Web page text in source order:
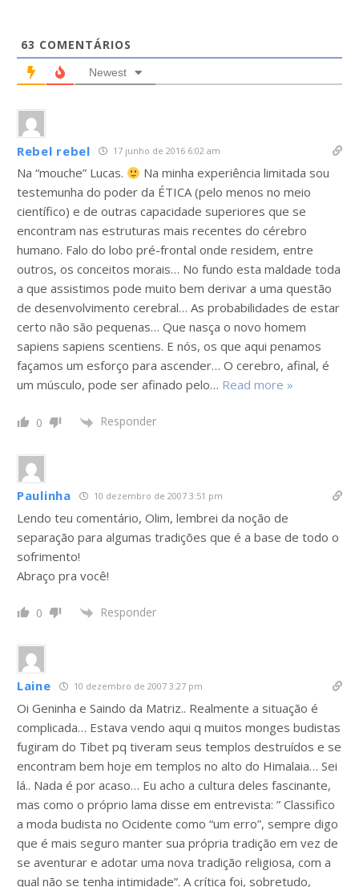
63 COMENTÁRIOS
Newest
Rebel rebel 17 junho de 2016 6:02 am
Na “mouche” Lucas.
Na minha experiência limitada sou
testemunha do poder da ÉTICA (pelo menos no meio
científico) e de outras capacidade superiores que se
encontram nas estruturas mais recentes do cérebro
humano. Falo do lobo pré-frontal onde residem, entre
outros, os conceitos morais… No fundo esta maldade toda
a que assistimos pode muito bem derivar a uma questão
de desenvolvimento cerebral… As probabilidades de estar
certo não são pequenas… Que nasça o novo homem
sapiens sapiens scentiens. E nós, os que aqui penamos
façamos um esforço para ascender… O cerebro, afinal, é
um músculo, pode ser afinado pelo… Read more »
0 Responder
Paulinha 10 dezembro de 2007 3:51 pm
Lendo teu comentário, Olim, lembrei da noção de
separação para algumas tradições que é a base de todo o
sofrimento!
Abraço pra você!
0 Responder
Laine 10 dezembro de 2007 3:27 pm
Oi Geninha e Saindo da Matriz.. Realmente a situação é
complicada… Estava vendo aqui q muitos monges budistas
fugiram do Tibet pq tiveram seus templos destruídos e se
encontram bem hoje em templos no alto do Himalaia… Sei
lá.. Nada é por acaso… Eu acho a cultura deles fascinante,
mas como o próprio lama disse em entrevista: ” Classifico
a moda budista no Ocidente como “um erro”, sempre digo
que é mais seguro manter sua própria tradição em vez de
se aventurar e adotar uma nova tradição religiosa, com a
qual não se tenha intimidade”. A crítica foi, sobretudo,